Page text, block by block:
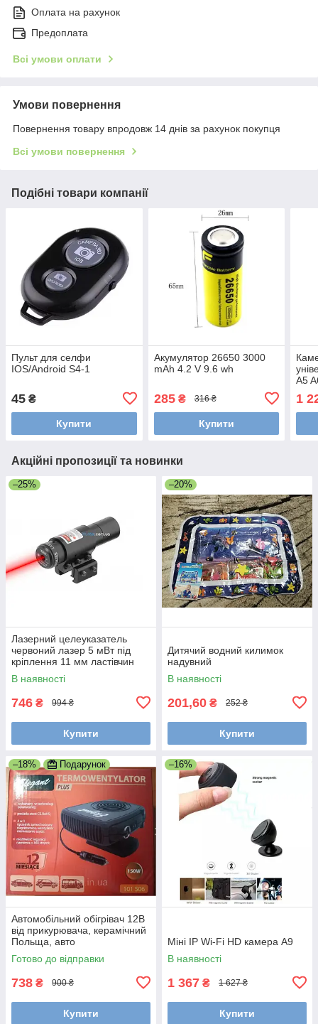
Оплата на рахунок
Предоплата
Всі умови оплати
Умови повернення
Повернення товару впродовж 14 днів за рахунок покупця
Всі умови повернення
Подібні товари компанії
Пульт для селфи
IOS/Android S4-1
45 ₴
Купити
Акумулятор 26650 3000
mAh 4.2 V 9.6 wh
285₴ 316 ₴
Купити
A5
CCD
1
Акційні пропозиції та новинки
–25%
Лазерний целеуказатель
червоний лазер 5 мВт під
кріплення 11 мм ластівчин
хвіст 21 мм планка Вівера
Пикатинни
В наявності
746 ₴ 994 ₴
Купити
–20%
Дитячий водний килимок
надувний
В наявності
201,60 ₴ 252 ₴
Купити
–18% Подарунок
Автомобільний обігрівач 12В
від прикурювача, керамічний
Польща, авто
тепловентилятор 12В
Готово до відправки
738 ₴ 900 ₴
Купити
–16%
Міні IP Wi-Fi HD камера A9
В наявності
1 367 ₴ 1 627 ₴
Купити